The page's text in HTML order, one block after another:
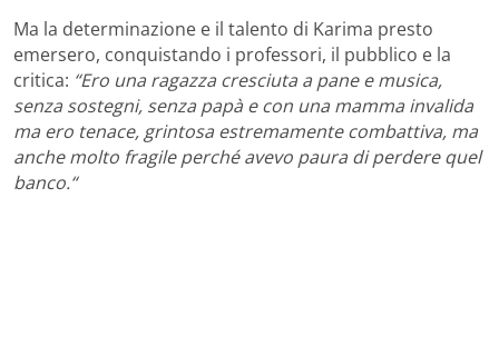
Ma la determinazione e il talento di Karima presto
emersero, conquistando i professori, il pubblico e la
critica: “Ero una ragazza cresciuta a pane e musica,
senza sostegni, senza papà e con una mamma invalida
ma ero tenace, grintosa estremamente combattiva, ma
anche molto fragile perché avevo paura di perdere quel
banco.“